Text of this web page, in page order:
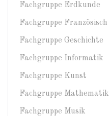
Fachgruppe Erdkunde
Fachgruppe Französisch
Fachgruppe Geschichte
Fachgruppe Informatik
Fachgruppe Kunst
Fachgruppe Mathematik
Fachgruppe Musik